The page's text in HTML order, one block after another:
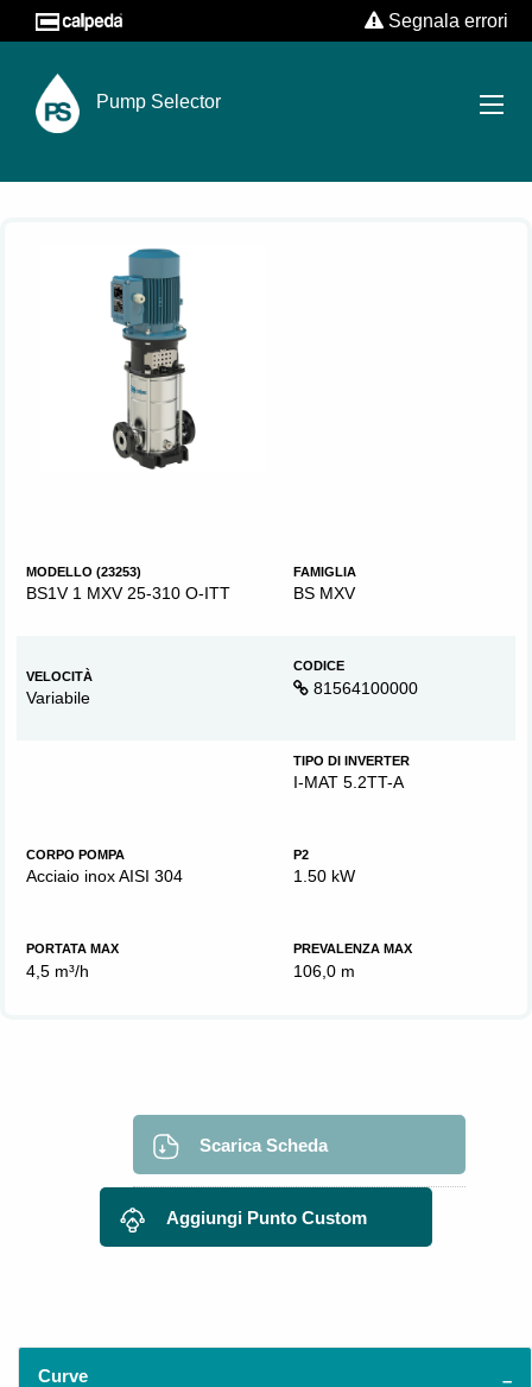
Segnala errori
Pump Selector
MODELLO (23253)
BS1V 1 MXV 25-310 O-ITT
FAMIGLIA
BS MXV
CODICE
81564100000
VELOCITÀ
Variabile
TIPO DI INVERTER
I-MAT 5.2TT-A
P2
1.50 kW
CORPO POMPA
Acciaio inox AISI 304
PORTATA MAX
4,5 m³/h
PREVALENZA MAX
106,0 m
Scarica Scheda
Aggiungi Punto Custom
Curve